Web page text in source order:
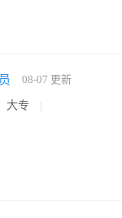
08-07 更新
大专